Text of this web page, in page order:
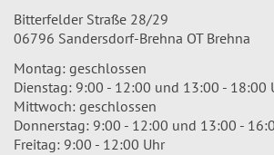
Bitterfelder Straße 28/29
06796 Sandersdorf-Brehna OT Brehna
Montag: geschlossen
Dienstag: 9:00 - 12:00 und 13:00 - 18:00
Mittwoch: geschlossen
Donnerstag: 9:00 - 12:00 und 13:00 -
Freitag: 9:00 - 12:00 Uhr